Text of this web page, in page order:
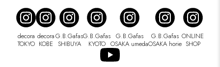
decora
TOKYO
decora
KOBE
G.B.Gafas
SHIBUYA
G.B.Gafas
KYOTO
G.B.Gafas
OSAKA umeda
G.B.Gafas
OSAKA horie
ONLINE
SHOP